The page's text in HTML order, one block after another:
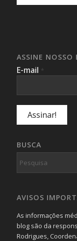
ASSINE NOSSO
E-mail *
BUSCA
AVISOS
As informações
blog são da
Rodrigues,